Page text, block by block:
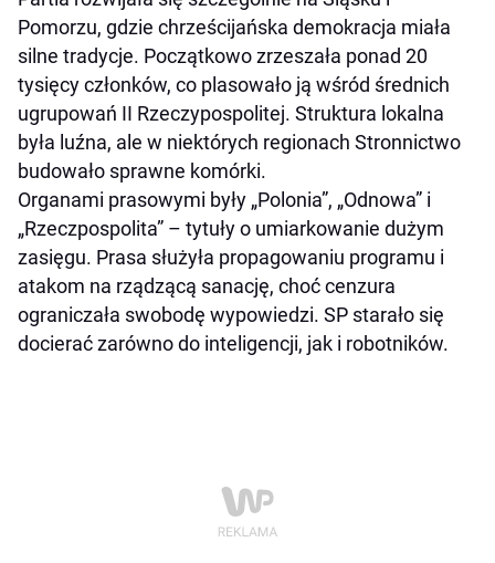
Pomorzu, gdzie chrześcijańska demokracja miała
silne tradycje. Początkowo zrzeszała ponad 20
tysięcy członków, co plasowało ją wśród średnich
ugrupowań II Rzeczypospolitej. Struktura lokalna
była luźna, ale w niektórych regionach Stronnictwo
budowało sprawne komórki.
Organami prasowymi były „Polonia”, „Odnowa” i
„Rzeczpospolita” – tytuły o umiarkowanie dużym
zasięgu. Prasa służyła propagowaniu programu i
atakom na rządzącą sanację, choć cenzura
ograniczała swobodę wypowiedzi. SP starało się
docierać zarówno do inteligencji, jak i robotników.